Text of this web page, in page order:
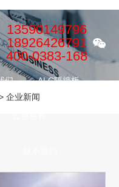
13590149796
18926426791
400-0383-168
们 ALC隔墙板
企业新闻